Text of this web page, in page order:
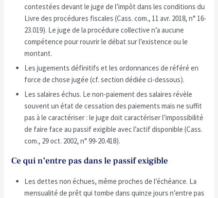
contestées devant le juge de l’impôt dans les conditions du
Livre des procédures fiscales (Cass. com., 11 avr. 2018, n° 16-
23.019). Le juge de la procédure collective n’a aucune
compétence pour rouvrir le débat sur l’existence ou le
montant.
Les jugements définitifs et les ordonnances de référé en
force de chose jugée (cf. section dédiée ci-dessous).
Les salaires échus. Le non-paiement des salaires révèle
souvent un état de cessation des paiements mais ne suffit
pas à le caractériser : le juge doit caractériser l’impossibilité
de faire face au passif exigible avec l’actif disponible (Cass.
com., 29 oct. 2002, n° 99-20.418).
Ce qui n’entre pas dans le passif exigible
Les dettes non échues, même proches de l’échéance. La
mensualité de prêt qui tombe dans quinze jours n’entre pas